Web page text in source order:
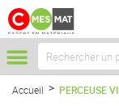
Accueil PERCEUSE